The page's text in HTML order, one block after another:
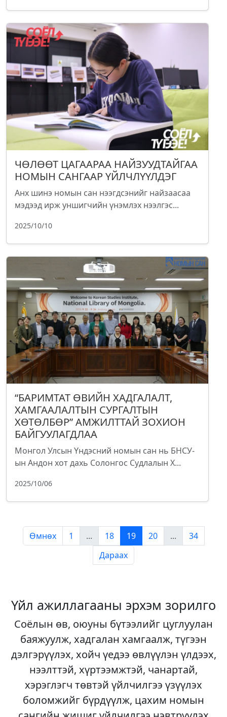
ЧӨЛӨӨТ ЦАГААРАА НАЙЗУУДТАЙГАА
НОМЫН САНГААР ҮЙЛЧЛҮҮЛДЭГ
Анх шинэ номын сан нээгдсэнийг найзаасаа
мэдээд ирж уншигчийн үнэмлэх нээлгэс...
2025/10/10
“БАРИМТАТ ӨВИЙН ХАДГАЛАЛТ,
ХАМГААЛАЛТЫН СУРГАЛТЫН
ХӨТӨЛБӨР” АМЖИЛТТАЙ ЗОХИОН
БАЙГУУЛАГДЛАА
Монгол Улсын Үндэсний номын сан нь БНСУ-
ын Андон хот дахь Солонгос Судлалын Х...
2025/10/06
Өмнөх 1 ... 18 19 20 ...
34
Дараах
Үйл ажиллагааны эрхэм зорилго
Соёлын өв, оюуны бүтээлийг цуглуулан
баяжуулж, хадгалан хамгаалж, түгээн
дэлгэрүүлэх, хойч үедээ өвлүүлэн үлдээх,
нээлттэй, хүртээмжтэй, чанартай,
хэрэглэгч төвтэй үйлчилгээ үзүүлэх
боломжийг бүрдүүлж, цахим номын